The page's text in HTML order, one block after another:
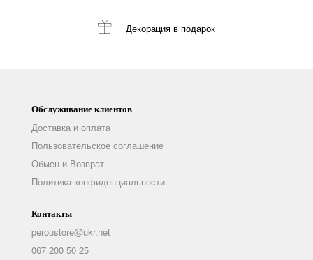
Декорация в подарок
Обслуживание клиентов
Доставка и оплата
Пользовательское соглашение
Обмен и Возврат
Политика конфиденциальности
Контакты
peroustore@ukr.net
067 200 50 25